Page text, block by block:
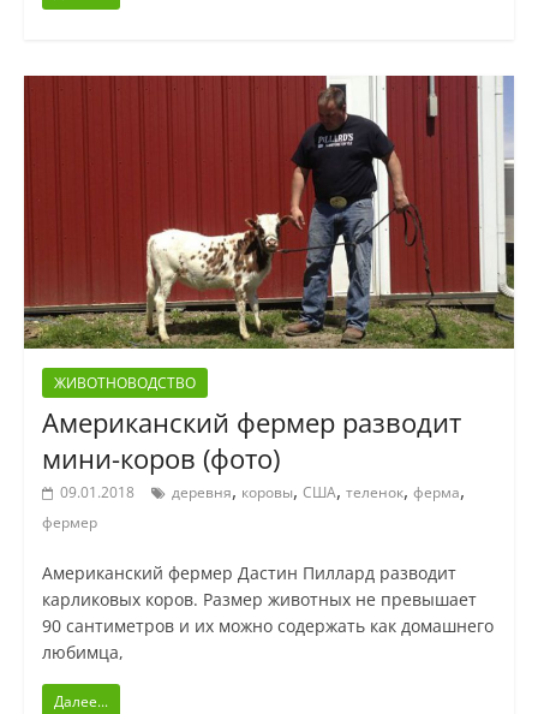
ЖИВОТНОВОДСТВО
Американский фермер разводит
мини-коров (фото)
09.01.2018 деревня, коровы, США, теленок, ферма,
фермер
Американский фермер Дастин Пиллард разводит
карликовых коров. Размер животных не превышает
90 сантиметров и их можно содержать как домашнего
любимца,
Далее...